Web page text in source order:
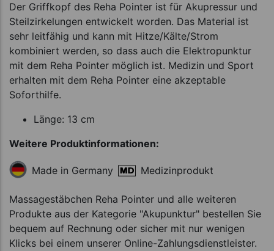
Der Griffkopf des Reha Pointer ist für Akupressur und
Steilzirkelungen entwickelt worden. Das Material ist
sehr leitfähig und kann mit Hitze/Kälte/Strom
kombiniert werden, so dass auch die Elektropunktur
mit dem Reha Pointer möglich ist. Medizin und Sport
erhalten mit dem Reha Pointer eine akzeptable
Soforthilfe.
Länge: 13 cm
Weitere Produktinformationen:
Made in Germany Medizinprodukt
Massagestäbchen Reha Pointer und alle weiteren
Produkte aus der Kategorie "Akupunktur" bestellen Sie
bequem auf Rechnung oder sicher mit nur wenigen
Klicks bei einem unserer Online-Zahlungsdienstleister.